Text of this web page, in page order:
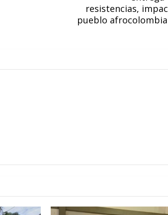
resistencias,
pueblo